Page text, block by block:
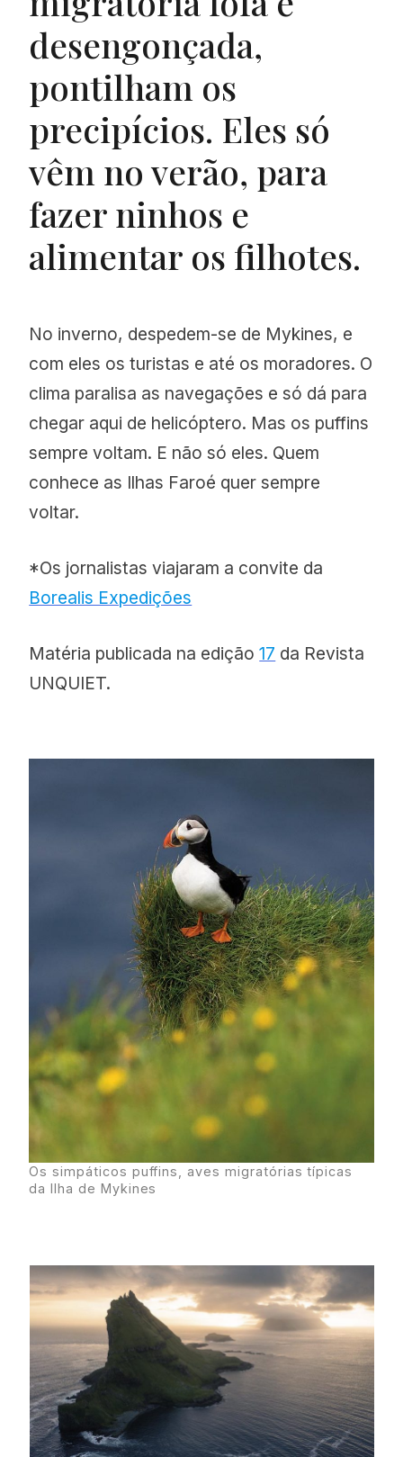
desengonçada,
pontilham os
precipícios. Eles só
vêm no verão, para
fazer ninhos e
alimentar os filhotes.
No inverno, despedem-se de Mykines, e
com eles os turistas e até os moradores. O
clima paralisa as navegações e só dá para
chegar aqui de helicóptero. Mas os puffins
sempre voltam. E não só eles. Quem
conhece as Ilhas Faroé quer sempre
voltar.
*Os jornalistas viajaram a convite da
Borealis Expedições
Matéria publicada na edição17 da Revista
UNQUIET.
Os simpáticos puffins, aves migratórias típicas
da Ilha de Mykines